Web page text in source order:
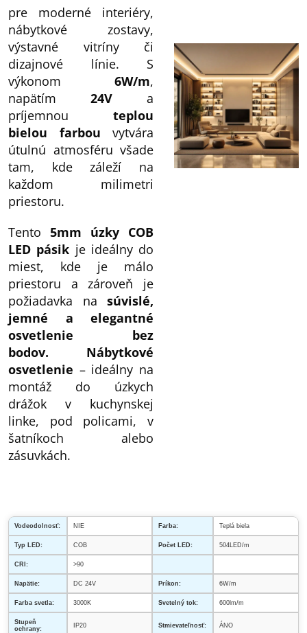
pre moderné interiéry,
nábytkové zostavy,
výstavné vitríny či
dizajnové línie. S
výkonom 6W/m,
napätím 24V a
príjemnou teplou
bielou farbou vytvára
útulnú atmosféru všade
tam, kde záleží na
každom milimetri
priestoru.
Tento 5mm úzky COB
LED pásik je ideálny do
miest, kde je málo
priestoru a zároveň je
požiadavka na súvislé,
jemné a elegantné
osvetlenie bez
bodov.
Nábytkové
osvetlenie – ideálny na
montáž do úzkych
drážok v kuchynskej
linke, pod policami, v
šatníkoch alebo
zásuvkách.
Vodeodolnosť: NIE Farba: Teplá biela
Typ LED: COB Počet LED: 504LED/m
CRI: >90
Napätie: DC 24V Príkon: 6W/m
Farba svetla: 3000K Svetelný tok: 600lm/m
Stupeň
ochrany:
IP20 Stmievateľnosť: ÁNO